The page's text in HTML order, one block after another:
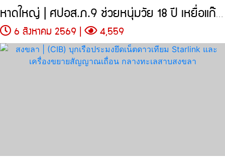
หาดใหญ่ | ศปอส.ภ.9 ช่วยหนุ่มวัย 18 ปี เหยื่อแก๊งคอลเซ็นเตอร์
6 สิงหาคม 2569 | 4,559